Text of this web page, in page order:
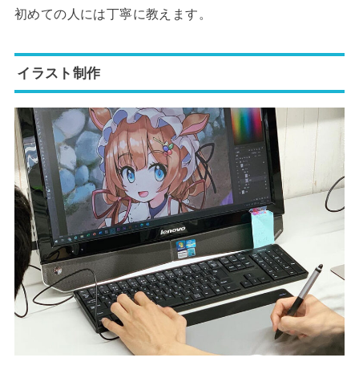
初めての人には丁寧に教えます。
イラスト制作